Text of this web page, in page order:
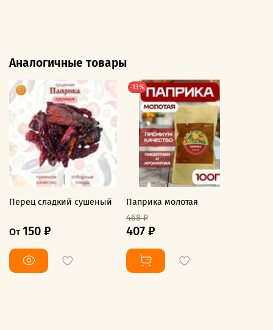
Аналогичные товары
Перец сладкий сушеный
От 150 ₽
-13%
Паприка молотая
468 ₽
407 ₽